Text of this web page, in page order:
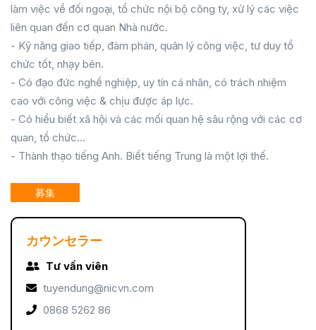
làm việc về đối ngoại, tổ chức nội bộ công ty, xử lý các việc
liên quan đến cơ quan Nhà nước.
- Kỹ năng giao tiếp, đàm phán, quản lý công việc, tư duy tổ
chức tốt, nhạy bén.
- Có đạo đức nghề nghiệp, uy tín cá nhân, có trách nhiệm
cao với công việc & chịu được áp lực.
- Có hiểu biết xã hội và các mối quan hệ sâu rộng với các cơ
quan, tổ chức…
- Thành thạo tiếng Anh. Biết tiếng Trung là một lợi thế.
募集
カウンセラー
Tư vấn viên
tuyendung@nicvn.com
0868 5262 86